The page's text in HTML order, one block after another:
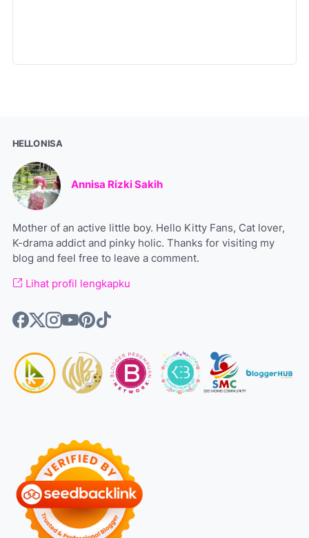
HELLO NISA
Annisa Rizki Sakih
Mother of an active little boy. Hello Kitty Fans, Cat lover,
K-drama addict and pinky holic. Thanks for visiting my
blog and feel free to leave a comment.
Lihat profil lengkapku